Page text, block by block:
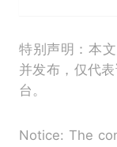
特别声明：本
并发布，仅代
台。
Notice: The